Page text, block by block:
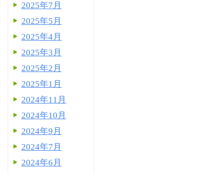
2025年7月
2025年5月
2025年4月
2025年3月
2025年2月
2025年1月
2024年11月
2024年10月
2024年9月
2024年7月
2024年6月